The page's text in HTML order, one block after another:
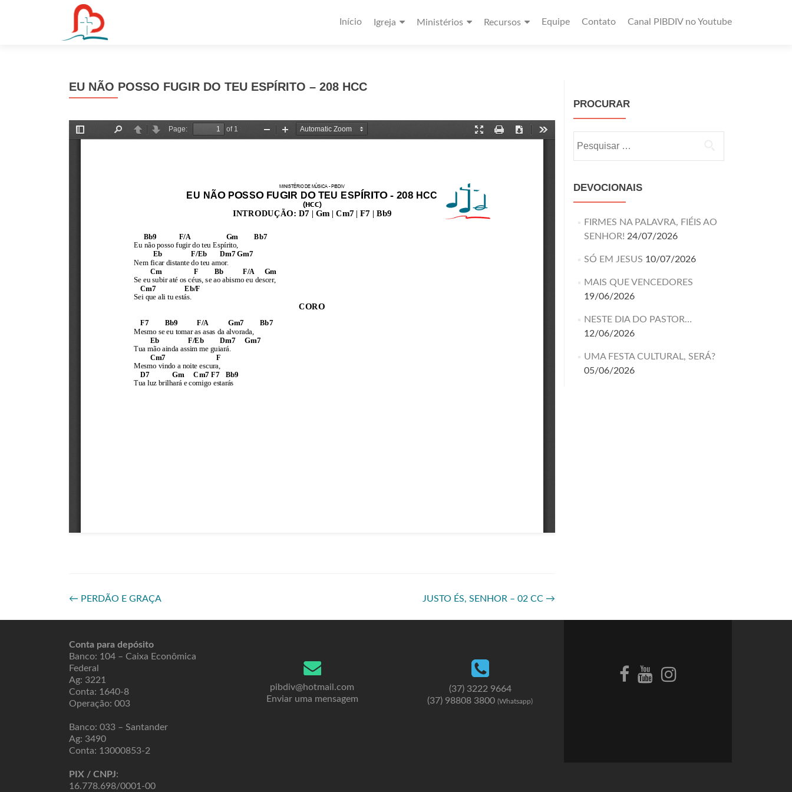
Início Igreja Ministérios Recursos Equipe Contato Canal PIBDIV no Youtube
EU NÃO POSSO FUGIR DO TEU ESPÍRITO – 208 HCC
← PERDÃO E GRAÇA JUSTO ÉS, SENHOR – 02 CC →
PROCURAR
DEVOCIONAIS
FIRMES NA PALAVRA, FIÉIS AO
SENHOR! 24/07/2026
SÓ EM JESUS 10/07/2026
MAIS QUE VENCEDORES
19/06/2026
NESTE DIA DO PASTOR…
12/06/2026
UMA FESTA CULTURAL, SERÁ?
05/06/2026
Conta para depósito
Banco: 104 – Caixa Econômica
Federal
Ag: 3221
Conta: 1640-8
Operação: 003
Banco: 033 – Santander
Ag: 3490
Conta: 13000853-2
PIX / CNPJ:
16.778.698/0001-00
pibdiv@hotmail.com
Enviar uma mensagem
(37) 3222 9664
(37) 98808 3800 (Whatsapp)